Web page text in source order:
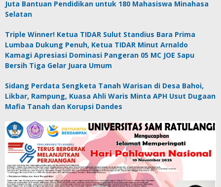
Juta Bantuan Pendidikan untuk 180 Mahasiswa Minahasa
Selatan
Triple Winner! Ketua TIDAR Sulut Standius Bara Prima
Lumbaa Dukung Penuh, Ketua TIDAR Minut Arnaldo
Kamagi Apresiasi Dominasi Pangeran 05 MC JOE Sapu
Bersih Tiga Gelar Juara Umum
Sidang Perdata Sengketa Tanah Warisan di Desa Bahoi,
Likbar, Rampung, Kuasa Ahli Waris Minta APH Usut Dugaan
Mafia Tanah dan Korupsi Dandes